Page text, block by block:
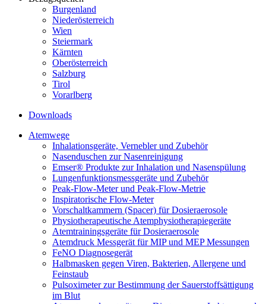
Burgenland
Niederösterreich
Wien
Steiermark
Kärnten
Oberösterreich
Salzburg
Tirol
Vorarlberg
Downloads
Atemwege
Inhalationsgeräte, Vernebler und Zubehör
Nasenduschen zur Nasenreinigung
Emser® Produkte zur Inhalation und Nasenspülung
Lungenfunktionsmessgeräte und Zubehör
Peak-Flow-Meter und Peak-Flow-Metrie
Inspiratorische Flow-Meter
Vorschaltkammern (Spacer) für Dosieraerosole
Physiotherapeutische Atemphysiotherapiegeräte
Atemtrainingsgeräte für Dosieraerosole
Atemdruck Messgerät für MIP und MEP Messungen
FeNO Diagnosegerät
Halbmasken gegen Viren, Bakterien, Allergene und
Feinstaub
Pulsoximeter zur Bestimmung der Sauerstoffsättigung
im Blut